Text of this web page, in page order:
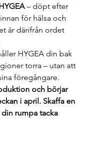
– döpt efter
för hälsa och
är därifrån ordet
HYGEA din bak
torra – utan att
föregångare.
och börjar
i april. Skaffa en
rumpa tacka